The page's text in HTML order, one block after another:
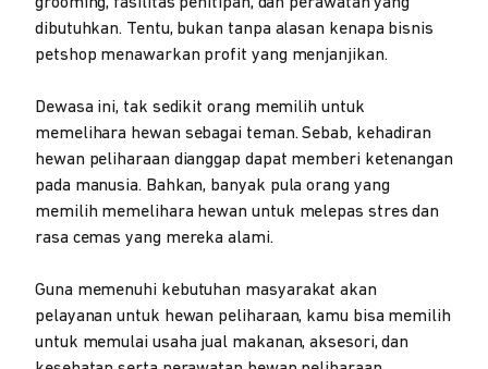
dibutuhkan. Tentu, bukan tanpa alasan kenapa bisnis
petshop menawarkan profit yang menjanjikan.
Dewasa ini, tak sedikit orang memilih untuk
memelihara hewan sebagai teman. Sebab, kehadiran
hewan peliharaan dianggap dapat memberi ketenangan
pada manusia. Bahkan, banyak pula orang yang
memilih memelihara hewan untuk melepas stres dan
rasa cemas yang mereka alami.
Guna memenuhi kebutuhan masyarakat akan
pelayanan untuk hewan peliharaan, kamu bisa memilih
untuk memulai usaha jual makanan, aksesori, dan